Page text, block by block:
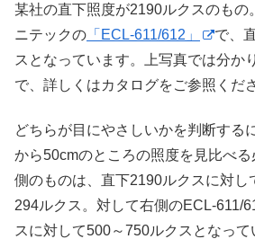
某社の直下照度が2190ルクスのもの
ニテックの 「ECL-611/612」
で、
スとなっています。上写真では分か
で、詳しくはカタログをご参照くだ
どちらが目にやさしいかを判断する
から50cmのところの照度を見比べ
側のものは、直下2190ルクスに対し
294ルクス。対して右側のECL-611/
スに対して500～750ルクスとなって